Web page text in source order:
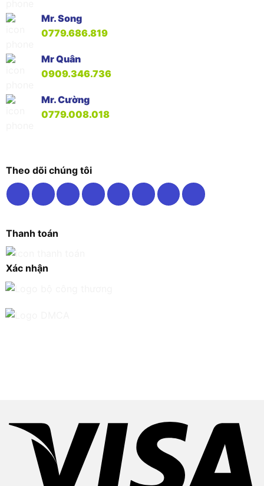
Mr. Song
0779.686.819
Mr Quân
0909.346.736
Mr. Cường
0779.008.018
Theo dõi chúng tôi
Thanh toán
Xác nhận